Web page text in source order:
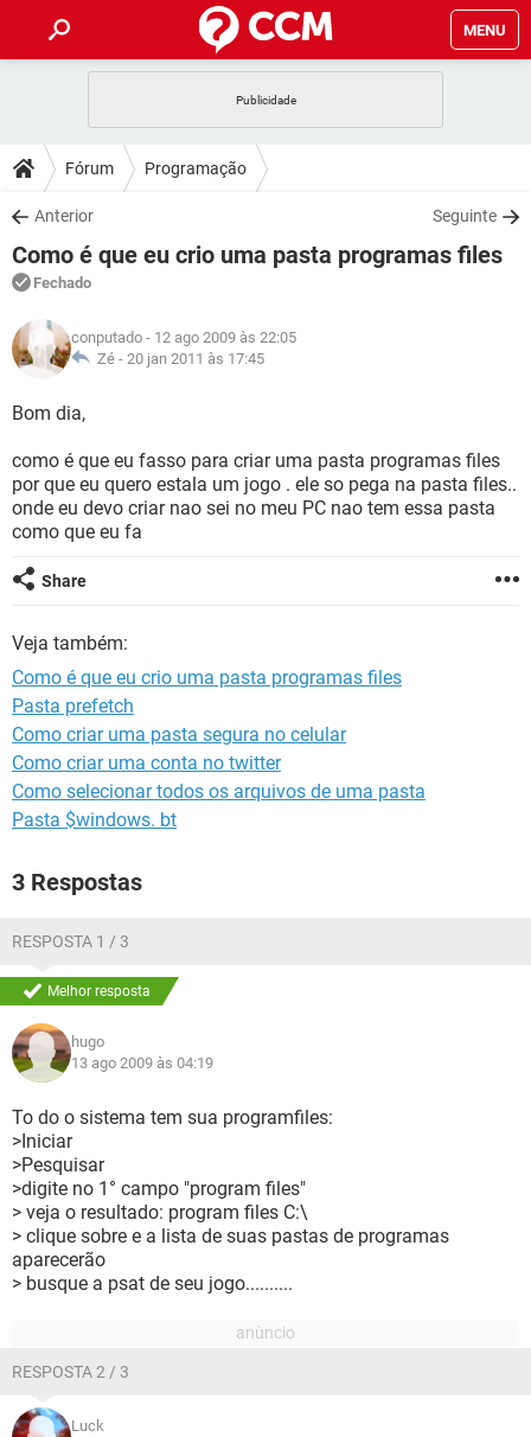
MENU
CELULAR
OUTLOOK
INSTAGRAM GMAIL
GUIA DE COMPRAS
DICAS
JOGOS
OUTLOOK
INSTAGRAM
GUIA DE COMPRAS
DOWNLOADS
JOGOS WHATSAPP
CELULAR
OUTLOOK EXCEL
INSTAGRAM
GUIA DE COMPRAS
FÓRUM
JOGOS
CELULAR
GUIA DE COMPRAS
GLOSSÁRIO
JOGOS
CELULAR
OUTLOOK EXCEL
INSTAGRAM GMAIL
GUIA DE COMPRAS
Fórum Programação
Anterior Seguinte
Como é que eu crio uma pasta programas files
Fechado
conputado - 12 ago 2009 às 22:05
Zé - 20 jan 2011 às 17:45
Bom dia,
como é que eu fasso para criar uma pasta programas files
por que eu quero estala um jogo . ele so pega na pasta files..
onde eu devo criar nao sei no meu PC nao tem essa pasta
como que eu fa
Share
Veja também:
Como é que eu crio uma pasta programas files
Pasta prefetch
Como criar uma pasta segura no celular
Como criar uma conta no twitter
Como selecionar todos os arquivos de uma pasta
Pasta $windows. bt
3 Respostas
RESPOSTA 1 / 3
Melhor resposta
hugo
13 ago 2009 às 04:19
To do o sistema tem sua programfiles:
>Iniciar
>Pesquisar
>digite no 1° campo "program files"
> veja o resultado: program files C:\
> clique sobre e a lista de suas pastas de programas
aparecerão
> busque a psat de seu jogo..........
RESPOSTA 2 / 3
Luck